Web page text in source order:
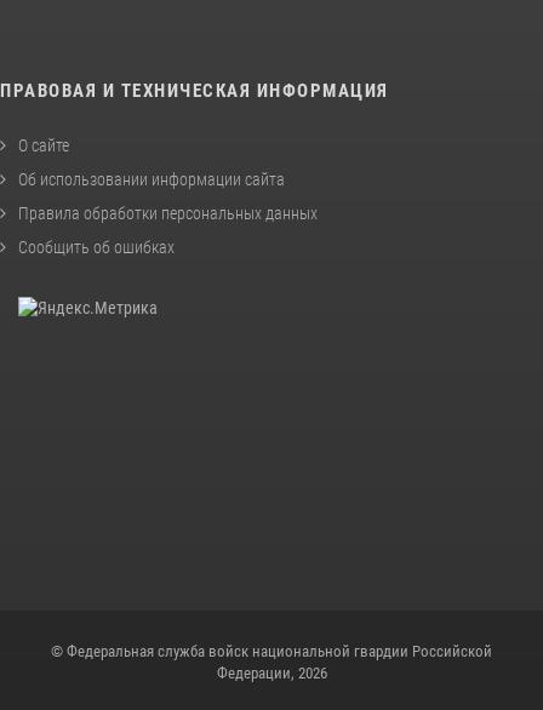
ПРАВОВАЯ И ТЕХНИЧЕСКАЯ ИНФОРМАЦИЯ
О сайте
Об использовании информации сайта
Правила обработки персональных данных
Сообщить об ошибках
© Федеральная служба войск национальной гвардии Российской
Федерации, 2026